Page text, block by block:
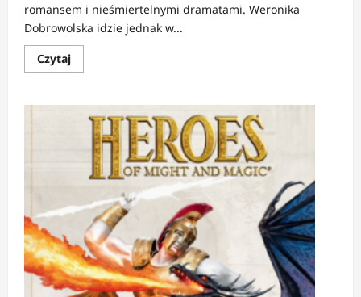
romansem i nieśmiertelnymi dramatami. Weronika
Dobrowolska idzie jednak w...
CzytajDowiedz
się
RECENZJA:
Oh,
Baby
Miłość
więcej
twarz